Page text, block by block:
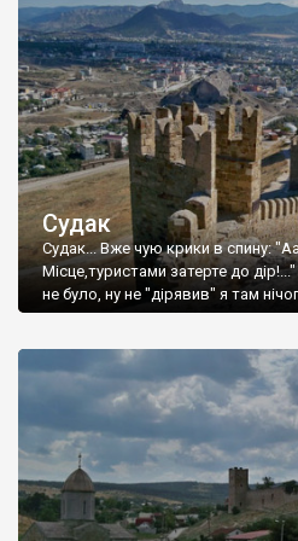
Судак
Судак... Вже чую крики в спину:
Місце,туристами затерте до
не було, ну не "дірявив" я там